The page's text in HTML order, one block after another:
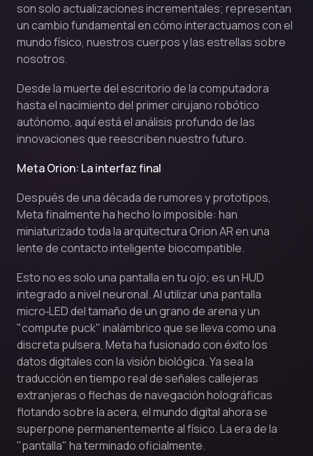
son solo actualizaciones incrementales; representan
un cambio fundamental en cómo interactuamos con el
mundo físico, nuestros cuerpos y las estrellas sobre
nosotros.
Desde la muerte del escritorio de la computadora
hasta el nacimiento del primer cirujano robótico
autónomo, aquí está el análisis profundo de las
innovaciones que reescriben nuestro futuro.
Meta Orion: La interfaz final
Después de una década de rumores y prototipos,
Meta finalmente ha hecho lo imposible: han
miniaturizado toda la arquitectura Orion AR en una
lente de contacto inteligente biocompatible.
Esto no es solo una pantalla en tu ojo; es un HUD
integrado a nivel neuronal. Al utilizar una pantalla
micro‑LED del tamaño de un grano de arena y un
"compute puck" inalámbrico que se lleva como una
discreta pulsera, Meta ha fusionado con éxito los
datos digitales con la visión biológica. Ya sea la
traducción en tiempo real de señales callejeras
extranjeras o flechas de navegación holográficas
flotando sobre la acera, el mundo digital ahora se
superpone permanentemente al físico. La era de la
"pantalla" ha terminado oficialmente.